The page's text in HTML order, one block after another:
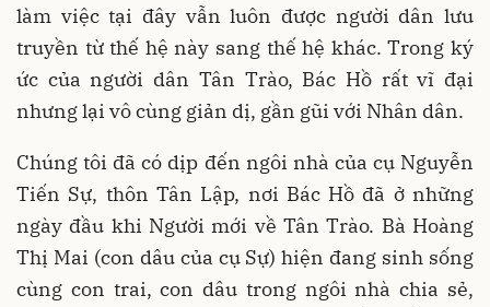
làm việc tại đây vẫn luôn được người dân lưu
truyền từ thế hệ này sang thế hệ khác. Trong ký
ức của người dân Tân Trào, Bác Hồ rất vĩ đại
nhưng lại vô cùng giản dị, gần gũi với Nhân dân.
Chúng tôi đã có dịp đến ngôi nhà của cụ Nguyễn
Tiến Sự, thôn Tân Lập, nơi Bác Hồ đã ở những
ngày đầu khi Người mới về Tân Trào. Bà Hoàng
Thị Mai (con dâu của cụ Sự) hiện đang sinh sống
cùng con trai, con dâu trong ngôi nhà chia sẻ,